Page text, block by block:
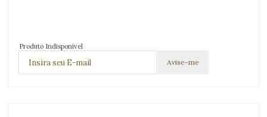
Produto Indisponível